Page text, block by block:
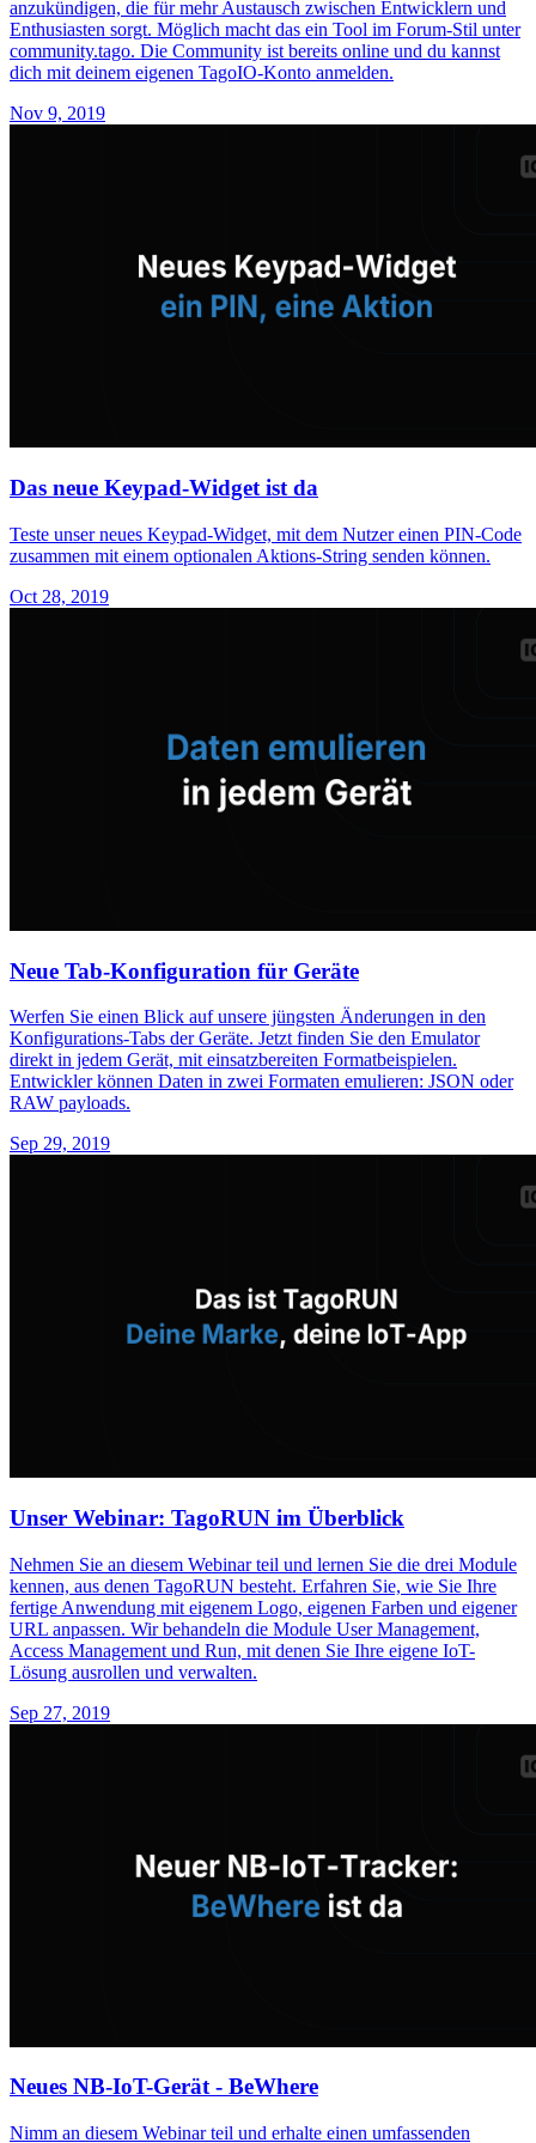
anzukündigen, die für mehr Austausch zwischen Entwicklern und
Enthusiasten sorgt. Möglich macht das ein Tool im Forum-Stil unter
community.tago. Die Community ist bereits online und du kannst
dich mit deinem eigenen TagoIO-Konto anmelden.
Nov 9, 2019
Das neue Keypad-Widget ist da
Teste unser neues Keypad-Widget, mit dem Nutzer einen PIN-Code
zusammen mit einem optionalen Aktions-String senden können.
Oct 28, 2019
Neue Tab-Konfiguration für Geräte
Werfen Sie einen Blick auf unsere jüngsten Änderungen in den
Konfigurations-Tabs der Geräte. Jetzt finden Sie den Emulator
direkt in jedem Gerät, mit einsatzbereiten Formatbeispielen.
Entwickler können Daten in zwei Formaten emulieren: JSON oder
RAW payloads.
Sep 29, 2019
Unser Webinar: TagoRUN im Überblick
Nehmen Sie an diesem Webinar teil und lernen Sie die drei Module
kennen, aus denen TagoRUN besteht. Erfahren Sie, wie Sie Ihre
fertige Anwendung mit eigenem Logo, eigenen Farben und eigener
URL anpassen. Wir behandeln die Module User Management,
Access Management und Run, mit denen Sie Ihre eigene IoT-
Lösung ausrollen und verwalten.
Sep 27, 2019
Neues NB-IoT-Gerät - BeWhere
Nimm an diesem Webinar teil und erhalte einen umfassenden